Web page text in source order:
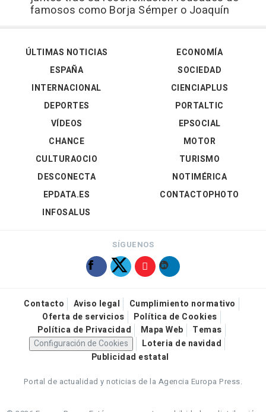
famosos como Borja Sémper o Joaquín
ÚLTIMAS NOTICIAS
ESPAÑA
INTERNACIONAL
DEPORTES
VÍDEOS
ECONOMÍA
SOCIEDAD
CIENCIAPLUS
PORTALTIC
EPSOCIAL
CHANCE
CULTURAOCIO
DESCONECTA
EPDATA.ES
INFOSALUS
MOTOR
TURISMO
NOTIMÉRICA
CONTACTOPHOTO
SÍGUENOS
Contacto Aviso legal
Cumplimiento normativo
Oferta de servicios
Política de Cookies
Política de Privacidad
Mapa Web
Temas
Configuración de Cookies
Loteria de navidad
Publicidad estatal
Portal de actualidad y noticias de la Agencia Europa Press.